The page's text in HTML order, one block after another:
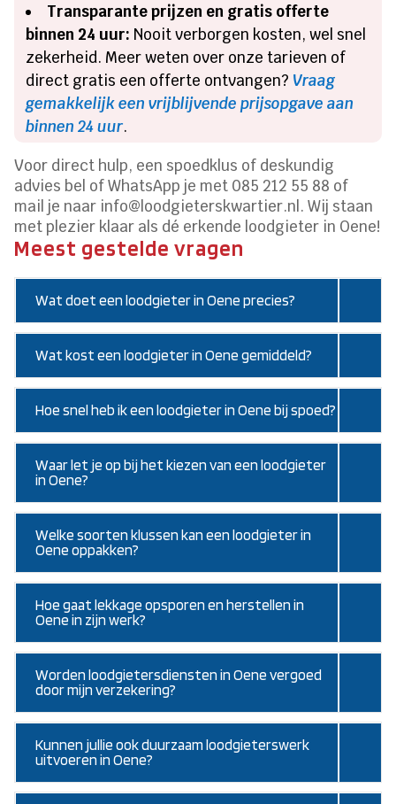
Transparante prijzen en gratis offerte
binnen 24 uur: Nooit verborgen kosten, wel snel
zekerheid. Meer weten over onze tarieven of
direct gratis een offerte ontvangen? Vraag
gemakkelijk een vrijblijvende prijsopgave aan
binnen 24 uur.
Voor direct hulp, een spoedklus of deskundig
advies bel of WhatsApp je met 085 212 55 88 of
mail je naar info@loodgieterskwartier.nl. Wij staan
met plezier klaar als dé erkende loodgieter in Oene!
Meest gestelde vragen
Wat doet een loodgieter in Oene precies?
Wat kost een loodgieter in Oene gemiddeld?
Hoe snel heb ik een loodgieter in Oene bij spoed?
Waar let je op bij het kiezen van een loodgieter
in Oene?
Welke soorten klussen kan een loodgieter in
Oene oppakken?
Hoe gaat lekkage opsporen en herstellen in
Oene in zijn werk?
Worden loodgietersdiensten in Oene vergoed
door mijn verzekering?
Kunnen jullie ook duurzaam loodgieterswerk
uitvoeren in Oene?